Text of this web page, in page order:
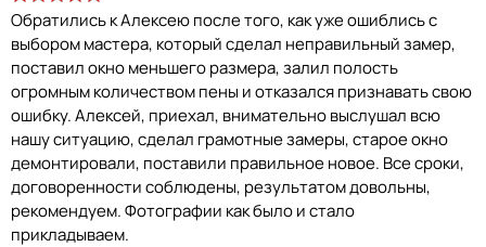
Обратились к Алексею после того, как уже ошиблись с
выбором мастера, который сделал неправильный замер,
поставил окно меньшего размера, залил полость
огромным количеством пены и отказался признавать свою
ошибку. Алексей, приехал, внимательно выслушал всю
нашу ситуацию, сделал грамотные замеры, старое окно
демонтировали, поставили правильное новое. Все сроки,
договоренности соблюдены, результатом довольны,
рекомендуем. Фотографии как было и стало
прикладываем.